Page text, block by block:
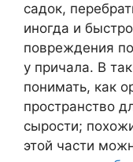
садок,
иногда и
повреждения
у причала. В
понимать, как
пространство
сырости;
этой части